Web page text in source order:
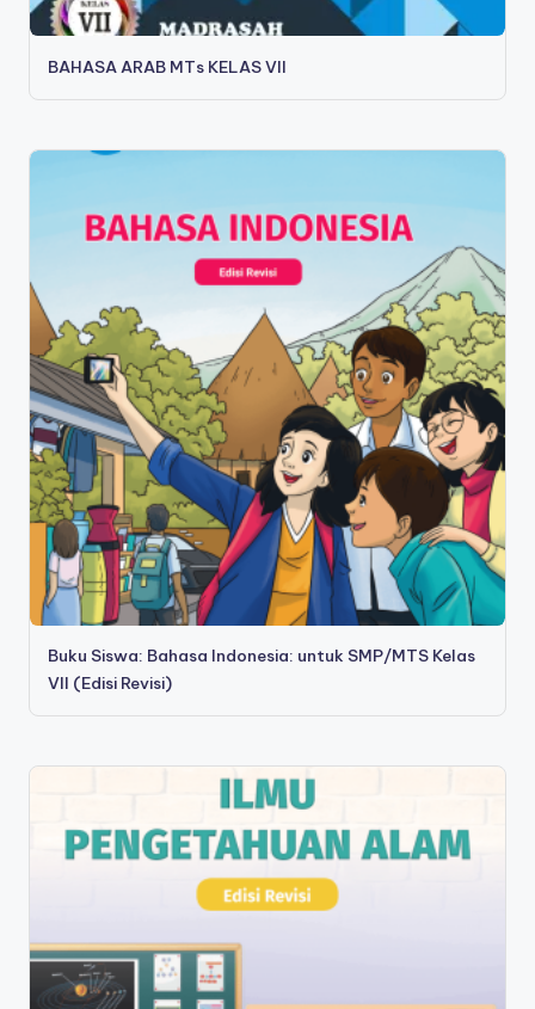
BAHASA ARAB MTs KELAS VII
Buku Siswa: Bahasa Indonesia: untuk SMP/MTS Kelas
VII (Edisi Revisi)